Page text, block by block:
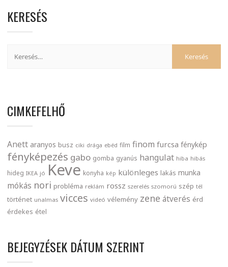
KERESÉS
CIMKEFELHŐ
Anett aranyos busz ciki drága ebéd film finom furcsa fénykép
fényképezés gabo gomba gyanús hangulat hiba hibás
hideg IKEA jó Keve konyha kép különleges lakás munka
mókás nori probléma reklám rossz szerelés szomorú szép tél
történet unalmas vicces videó vélemény zene átverés érd
érdekes étel
BEJEGYZÉSEK DÁTUM SZERINT